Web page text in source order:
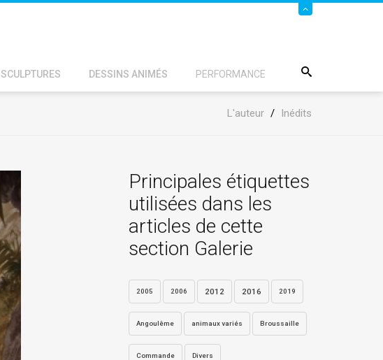
SCULPTURES DESSINS ANIMÉS PERFORMANCE
L'auteur / Inédits
Principales étiquettes
utilisées dans les
articles de cette
section Galerie
2005 2006 2012 2016 2019
Angoulême animaux variés Broussaille
Commande Divers